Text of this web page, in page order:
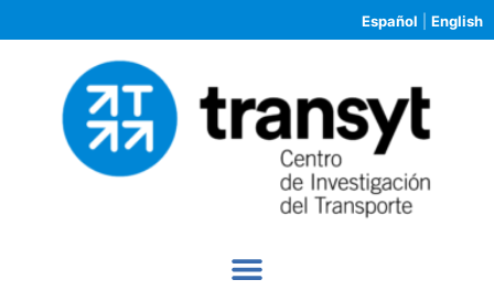
Español English